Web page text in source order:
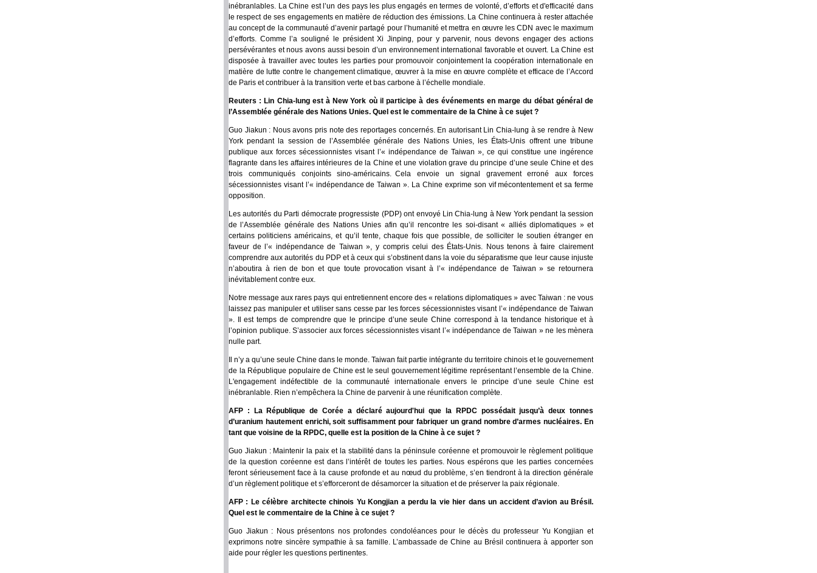
inébranlables. La Chine est l’un des pays les plus engagés en termes de volonté, d’efforts et d'efficacité dans
le respect de ses engagements en matière de réduction des émissions. La Chine continuera à rester attachée
au concept de la communauté d’avenir partagé pour l’humanité et mettra en œuvre les CDN avec le maximum
d’efforts. Comme l’a souligné le président Xi Jinping, pour y parvenir, nous devons engager des actions
persévérantes et nous avons aussi besoin d’un environnement international favorable et ouvert. La Chine est
disposée à travailler avec toutes les parties pour promouvoir conjointement la coopération internationale en
matière de lutte contre le changement climatique, œuvrer à la mise en œuvre complète et efficace de l’Accord
de Paris et contribuer à la transition verte et bas carbone à l’échelle mondiale.
Reuters : Lin Chia-lung est à New York où il participe à des événements en marge du débat général de
l’Assemblée générale des Nations Unies. Quel est le commentaire de la Chine à ce sujet ?
Guo Jiakun : Nous avons pris note des reportages concernés. En autorisant Lin Chia-lung à se rendre à New
York pendant la session de l’Assemblée générale des Nations Unies, les États-Unis offrent une tribune
publique aux forces sécessionnistes visant l’« indépendance de Taiwan », ce qui constitue une ingérence
flagrante dans les affaires intérieures de la Chine et une violation grave du principe d’une seule Chine et des
trois communiqués conjoints sino-américains. Cela envoie un signal gravement erroné aux forces
sécessionnistes visant l’« indépendance de Taiwan ». La Chine exprime son vif mécontentement et sa ferme
opposition.
Les autorités du Parti démocrate progressiste (PDP) ont envoyé Lin Chia-lung à New York pendant la session
de l’Assemblée générale des Nations Unies afin qu’il rencontre les soi-disant « alliés diplomatiques » et
certains politiciens américains, et qu’il tente, chaque fois que possible, de solliciter le soutien étranger en
faveur de l’« indépendance de Taiwan », y compris celui des États-Unis. Nous tenons à faire clairement
comprendre aux autorités du PDP et à ceux qui s’obstinent dans la voie du séparatisme que leur cause injuste
n’aboutira à rien de bon et que toute provocation visant à l’« indépendance de Taiwan » se retournera
inévitablement contre eux.
Notre message aux rares pays qui entretiennent encore des « relations diplomatiques » avec Taiwan : ne vous
laissez pas manipuler et utiliser sans cesse par les forces sécessionnistes visant l’« indépendance de Taiwan
». Il est temps de comprendre que le principe d’une seule Chine correspond à la tendance historique et à
l’opinion publique. S’associer aux forces sécessionnistes visant l’« indépendance de Taiwan » ne les mènera
nulle part.
Il n’y a qu’une seule Chine dans le monde. Taiwan fait partie intégrante du territoire chinois et le gouvernement
de la République populaire de Chine est le seul gouvernement légitime représentant l’ensemble de la Chine.
L'engagement indéfectible de la communauté internationale envers le principe d’une seule Chine est
inébranlable. Rien n’empêchera la Chine de parvenir à une réunification complète.
AFP : La République de Corée a déclaré aujourd'hui que la RPDC possédait jusqu’à deux tonnes
d’uranium hautement enrichi, soit suffisamment pour fabriquer un grand nombre d’armes nucléaires. En
tant que voisine de la RPDC, quelle est la position de la Chine à ce sujet ?
Guo Jiakun : Maintenir la paix et la stabilité dans la péninsule coréenne et promouvoir le règlement politique
de la question coréenne est dans l’intérêt de toutes les parties. Nous espérons que les parties concernées
feront sérieusement face à la cause profonde et au nœud du problème, s’en tiendront à la direction générale
d’un règlement politique et s’efforceront de désamorcer la situation et de préserver la paix régionale.
AFP : Le célèbre architecte chinois Yu Kongjian a perdu la vie hier dans un accident d’avion au Brésil.
Quel est le commentaire de la Chine à ce sujet ?
Guo Jiakun : Nous présentons nos profondes condoléances pour le décès du professeur Yu Kongjian et
exprimons notre sincère sympathie à sa famille. L’ambassade de Chine au Brésil continuera à apporter son
aide pour régler les questions pertinentes.